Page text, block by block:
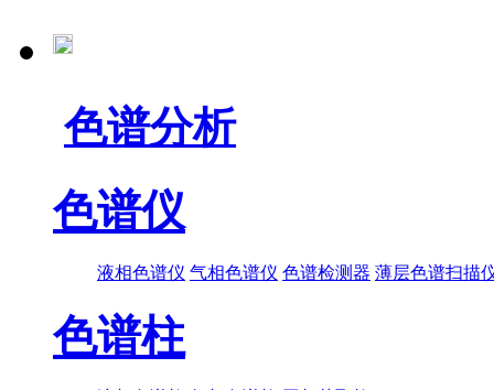
色谱分析
色谱仪
液相色谱仪 气相色谱仪 色谱检测器 薄层色谱扫描
色谱柱